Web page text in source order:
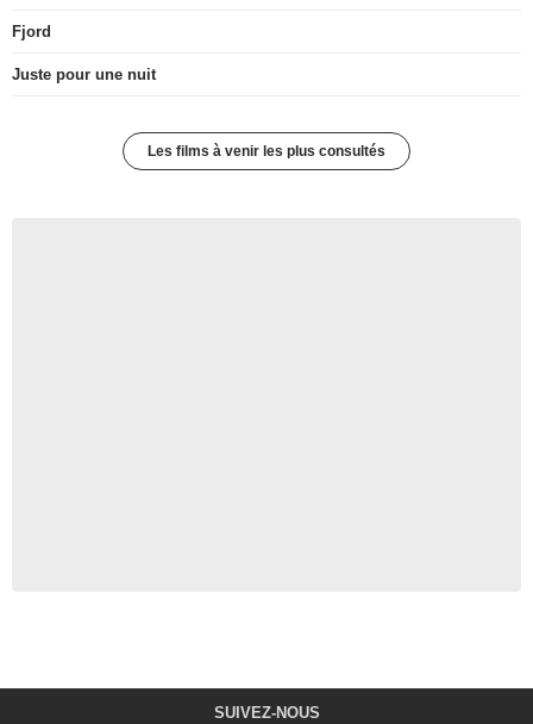
Fjord
Juste pour une nuit
Les films à venir les plus consultés
SUIVEZ-NOUS